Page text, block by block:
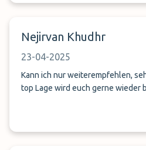
Nejirvan Khudhr
23-04-2025
Kann ich nur weiterempfehlen,
top Lage wird euch gerne wieder